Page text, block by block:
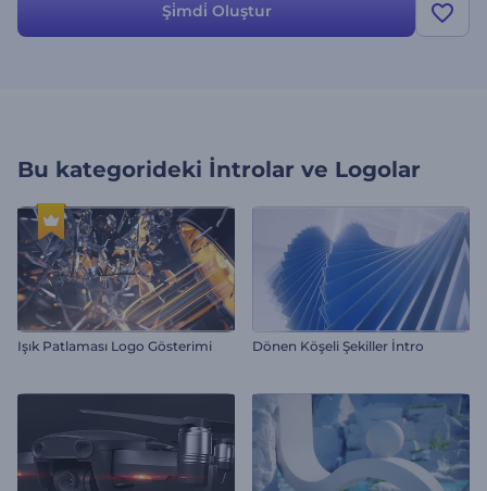
Şi̇mdi̇ Oluştur
Bu kategorideki İntrolar ve Logolar
Işık Patlaması Logo Gösterimi Dönen Köşeli Şekiller İntro